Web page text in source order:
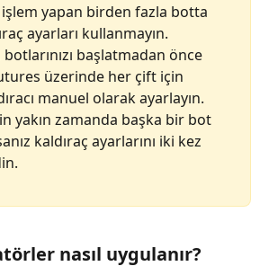
işlem yapan birden fazla botta
ayarları kullanmayın.
başlatmadan önce
üzerinde her çift için
manuel olarak ayarlayın.
yakın zamanda başka bir bot
kaldıraç ayarlarını iki kez
nasıl uygulanır?